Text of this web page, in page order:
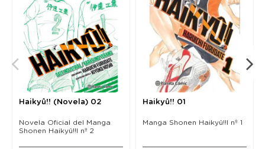
Haikyû!! (Novela) 02
Novela Oficial del Manga
Shonen Haikyû!!l nº 2
Haikyû!! 01
Manga Shonen Haikyû!!l nº 1